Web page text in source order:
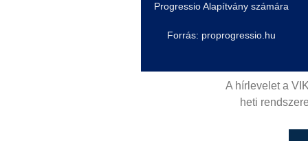
Progressio Alapítvány számára
Forrás: proprogressio.hu
A hírlevelet a
heti